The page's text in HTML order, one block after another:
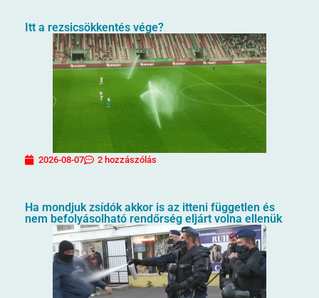
Itt a rezsicsökkentés vége?
2026-08-07 2 hozzászólás
Ha mondjuk zsídók akkor is az itteni független és
nem befolyásolható rendőrség eljárt volna ellenük